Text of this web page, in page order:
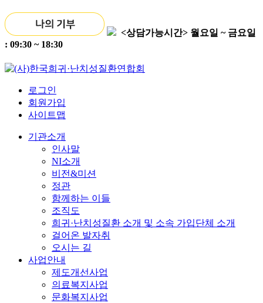
<상담가능시간> 월요일 ~ 금요일
: 09:30 ~ 18:30
로그인
회원가입
사이트맵
기관소개
인사말
NI소개
비전&미션
정관
함께하는 이들
조직도
희귀·난치성질환 소개 및 소속 가입단체 소개
걸어온 발자취
오시는 길
사업안내
제도개선사업
의료복지사업
문화복지사업